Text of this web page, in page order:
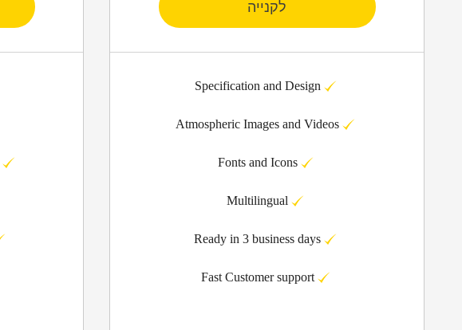
לקנייה
Specification and Design
Atmospheric Images and Videos
Fonts and Icons
Multilingual
Ready in 3 business days
Fast Customer support